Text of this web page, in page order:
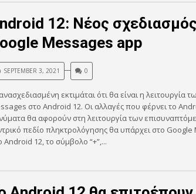
12: Νέος
Messages app
SEPTEMBER 3, 2021 0
εκτιμάται ότι θα είναι η λειτουργία
στο Android 12. Οι αλλαγές που φέρνει το
θα αφορούν στη λειτουργία των
πεδίο πληκτρολόγησης θα υπάρχει στο
Android 12, το σύμβολο “+”,...